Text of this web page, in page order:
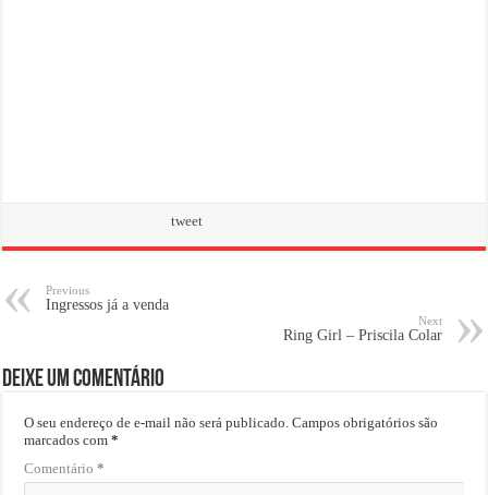
tweet
Previous
Ingressos já a venda
Next
Ring Girl – Priscila Colar
Deixe um comentário
O seu endereço de e-mail não será publicado. Campos obrigatórios são
marcados com*
Comentário*